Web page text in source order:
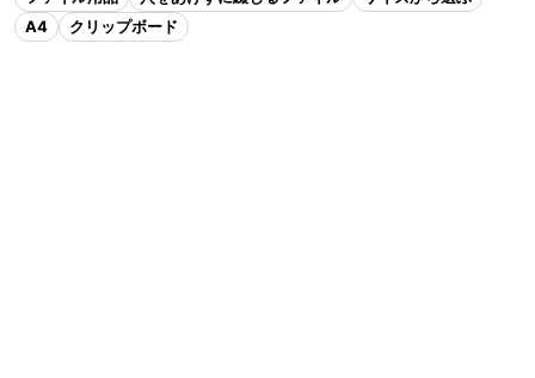
A4
クリップボード